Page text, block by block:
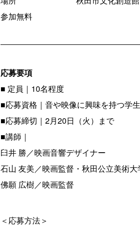
参加無料
応募要項
■ 定員｜10名程度
■応募資格｜音や映像に興味を持つ学
■応募締切｜2月20日（火）まで
■講師｜
臼井 勝／映画音響デザイナー
石山 友美／映画監督・秋田公立美術大
佛願 広樹／映画監督
＜応募方法＞